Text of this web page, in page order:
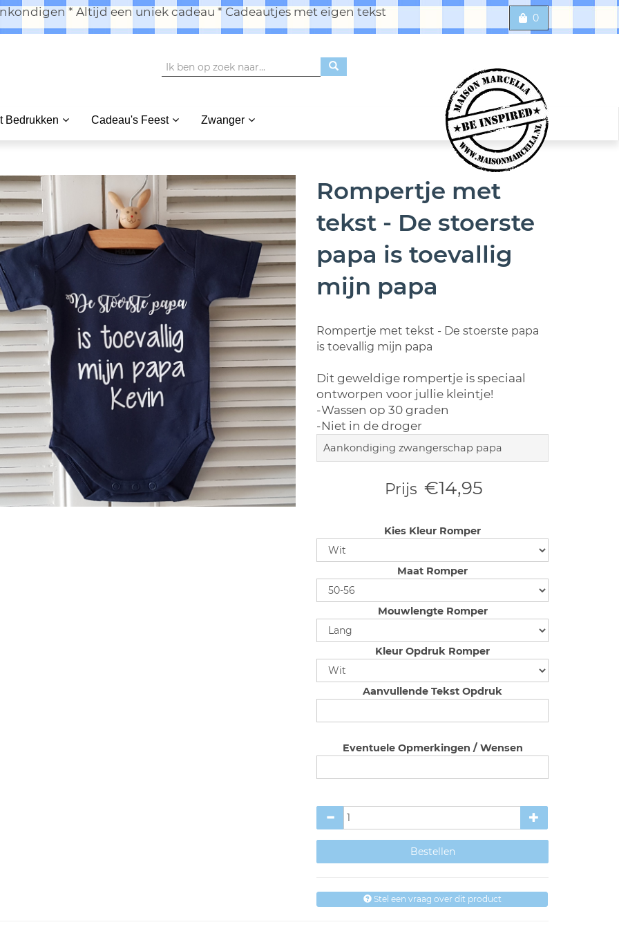
* Altijd een uniek cadeau * Cadeautjes met eigen tekst 0
Bedrukken Cadeau's Feest Zwanger
Rompertje met
tekst - De stoerste
papa is toevallig
mijn papa
Rompertje met tekst - De stoerste papa
is toevallig mijn papa
Dit geweldige rompertje is speciaal
ontworpen voor jullie kleintje!
-Wassen op 30 graden
-Niet in de droger
Aankondiging zwangerschap papa
Prijs €14,95
Kies Kleur Romper
Maat Romper
Mouwlengte Romper
Kleur Opdruk Romper
Aanvullende Tekst Opdruk
Eventuele Opmerkingen / Wensen
Stel een vraag over dit product